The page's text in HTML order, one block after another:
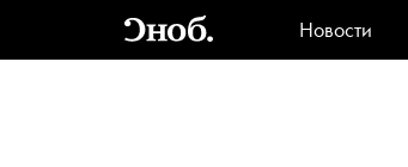
Новости